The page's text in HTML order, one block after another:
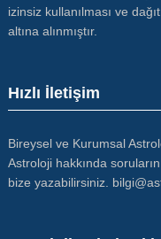
izinsiz kullanılması ve
altına alınmıştır.
Hızlı İletişim
Bireysel ve Kurumsal
Astroloji hakkında
bize yazabilirsiniz.